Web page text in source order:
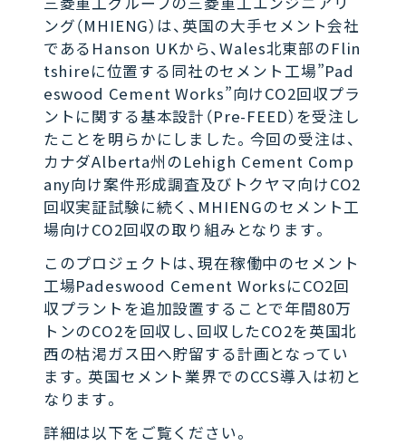
ング（MHIENG）は、英国の大手セメント会社
であるHanson UKから、Wales北東部のFlin
tshireに位置する同社のセメント工場”Pad
eswood Cement Works”向けCO2回収プラ
ントに関する基本設計（Pre-FEED）を受注し
たことを明らかにしました。今回の受注は、
カナダAlberta州のLehigh Cement Comp
any向け案件形成調査及びトクヤマ向けCO2
回収実証試験に続く、MHIENGのセメント工
場向けCO2回収の取り組みとなります。
このプロジェクトは、現在稼働中のセメント
工場Padeswood Cement WorksにCO2回
収プラントを追加設置することで年間80万
トンのCO2を回収し、回収したCO2を英国北
西の枯渇ガス田へ貯留する計画となってい
ます。英国セメント業界でのCCS導入は初と
なります。
詳細は以下をご覧ください。